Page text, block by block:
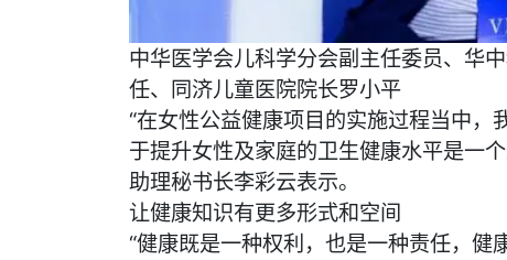
中华医学会儿科学分会副主任委员、华
任、同济儿童医院院长罗小平
“在女性公益健康项目的实施过程当中
于提升女性及家庭的卫生健康水平是一
助理秘书长李彩云表示。
让健康知识有更多形式和空间
“健康既是一种权利，也是一种责任，